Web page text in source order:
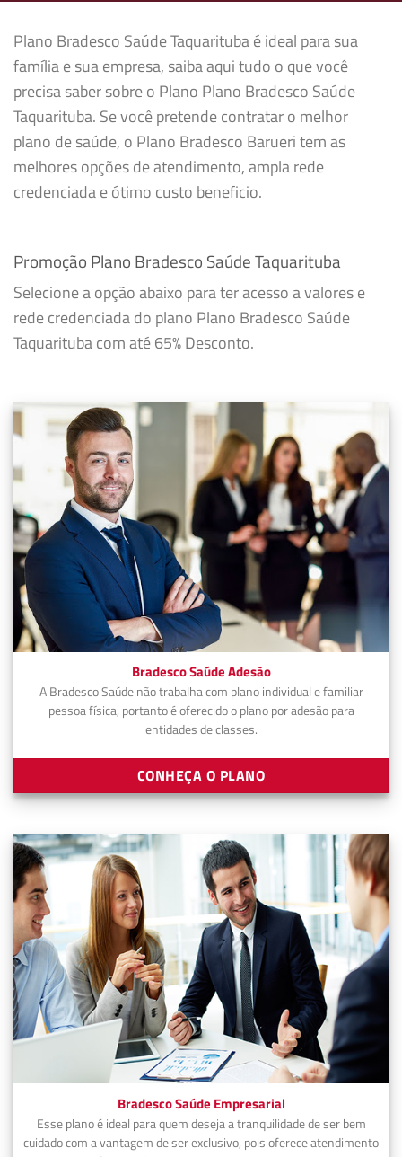
Plano Bradesco Saúde Taquarituba é ideal para sua
família e sua empresa, saiba aqui tudo o que você
precisa saber sobre o Plano Plano Bradesco Saúde
Taquarituba. Se você pretende contratar o melhor
plano de saúde, o Plano Bradesco Barueri tem as
melhores opções de atendimento, ampla rede
credenciada e ótimo custo beneficio.
Promoção Plano Bradesco Saúde Taquarituba
Selecione a opção abaixo para ter acesso a valores e
rede credenciada do plano Plano Bradesco Saúde
Taquarituba com até 65% Desconto.
Bradesco Saúde Adesão
A Bradesco Saúde não trabalha com plano individual e familiar
pessoa física, portanto é oferecido o plano por adesão para
entidades de classes.
CONHEÇA O PLANO
Bradesco Saúde Empresarial
Esse plano é ideal para quem deseja a tranquilidade de ser bem
cuidado com a vantagem de ser exclusivo, pois oferece atendimento